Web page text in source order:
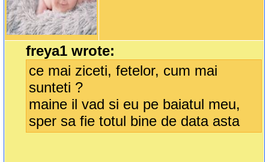
freya1 wrote:
ce mai ziceti, fetelor, cum mai
sunteti ?
maine il vad si eu pe baiatul meu,
sper sa fie totul bine de data asta